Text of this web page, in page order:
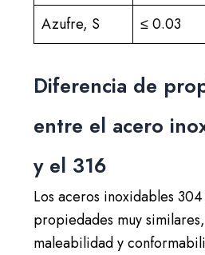
Azufre, S
≤ 0.03
Diferencia de
entre el acero
y el 316
Los aceros inoxidables
propiedades muy
maleabilidad y